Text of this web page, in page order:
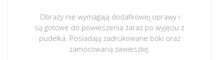
Obrazy nie wymagają dodatkowej oprawy i
są gotowe do powieszenia zaraz po wyjęciu z
pudełka. Posiadają zadrukowane boki oraz
zamocowaną zawieszkę.